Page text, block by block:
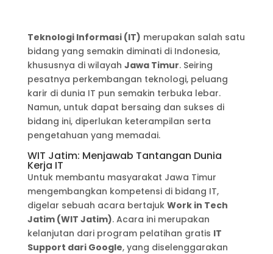
Teknologi Informasi (IT) merupakan salah satu
bidang yang semakin diminati di Indonesia,
khususnya di wilayah Jawa Timur. Seiring
pesatnya perkembangan teknologi, peluang
karir di dunia IT pun semakin terbuka lebar.
Namun, untuk dapat bersaing dan sukses di
bidang ini, diperlukan keterampilan serta
pengetahuan yang memadai.
WIT Jatim: Menjawab Tantangan Dunia
Kerja IT
Untuk membantu masyarakat Jawa Timur
mengembangkan kompetensi di bidang IT,
digelar sebuah acara bertajuk Work in Tech
Jatim (WIT Jatim). Acara ini merupakan
kelanjutan dari program pelatihan gratis IT
Support dari Google, yang diselenggarakan